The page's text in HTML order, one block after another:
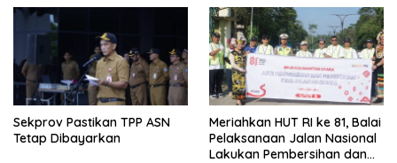
Sekprov Pastikan TPP ASN
Tetap Dibayarkan
Meriahkan HUT RI ke 81, Balai
Pelaksanaan Jalan Nasional
Lakukan Pembersihan dan